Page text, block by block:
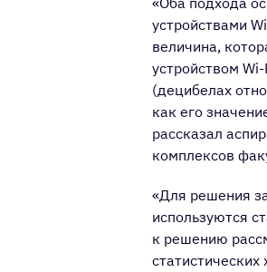
устройствами
величина,
устройством
(децибелах
как его
рассказал
комплексов
«Для решения
используются
к решению